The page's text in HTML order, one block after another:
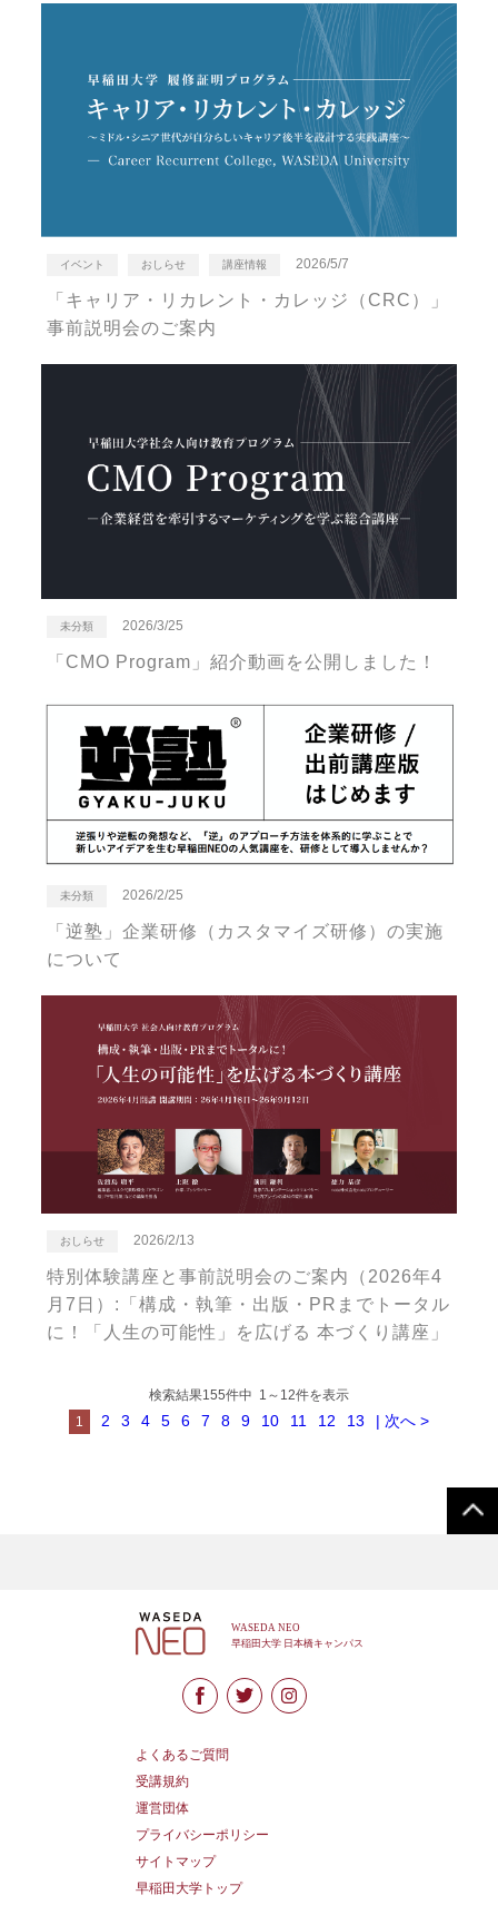
イベント おしらせ 講座情報 2026/5/7
「キャリア・リカレント・カレッジ（CRC）」
事前説明会のご案内
未分類 2026/3/25
「CMO Program」紹介動画を公開しました！
未分類 2026/2/25
「逆塾」企業研修（カスタマイズ研修）の実施
について
おしらせ 2026/2/13
特別体験講座と事前説明会のご案内（2026年4
月7日）:「構成・執筆・出版・PRまでトータル
に！「人生の可能性」を広げる 本づくり講座」
検索結果155件中 1～12件を表示
1
2 3 4 5 6 7 8 9 10 11 12 13 | 次へ >
よくあるご質問
受講規約
運営団体
プライバシーポリシー
サイトマップ
早稲田大学トップ